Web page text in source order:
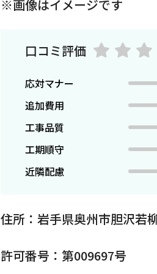
※画像はイメージです
口コミ評価
応対マナー
追加費用
工事品質
工期順守
近隣配慮
住所：岩手県奥州市胆沢若
許可番号：第009697号